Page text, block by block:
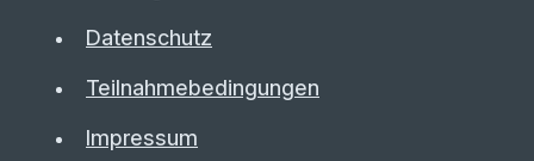
Datenschutz
Teilnahmebedingungen
Impressum